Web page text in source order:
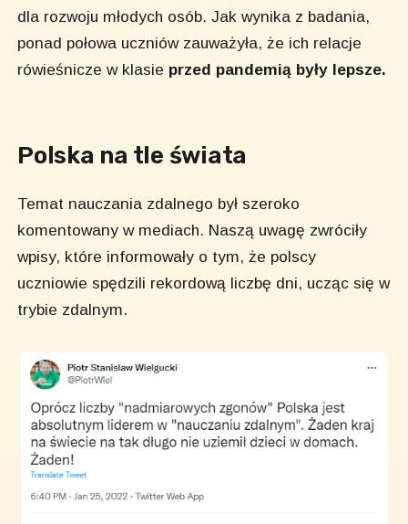
dla rozwoju młodych osób. Jak wynika z badania,
ponad połowa uczniów zauważyła, że ich relacje
rówieśnicze w klasie przed pandemią były lepsze.
Polska na tle świata
Temat nauczania zdalnego był szeroko
komentowany w mediach. Naszą uwagę zwróciły
wpisy, które informowały o tym, że polscy
uczniowie spędzili rekordową liczbę dni, ucząc się w
trybie zdalnym.